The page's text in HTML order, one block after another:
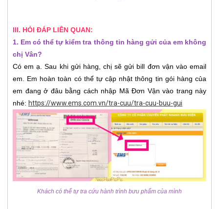
III. HỎI ĐÁP LIÊN QUAN:
1. Em có thể tự kiểm tra thông tin hàng gửi của em không
chị Vân?
Có em ạ. Sau khi gửi hàng, chị sẽ gửi bill đơn vận vào email
em. Em hoàn toàn có thể tự cập nhật thông tin gói hàng của
em đang ở đâu bằng cách nhập Mã Đơn Vận vào trang này
nhé: https://www.ems.com.vn/tra-cuu/tra-cuu-buu-gui
Khách có thể tự tra cứu hành trình bưu phẩm của mình